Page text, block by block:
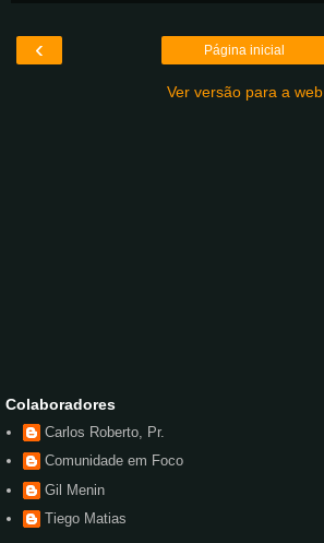
‹ Página inicial
Ver versão para a web
Colaboradores
Carlos Roberto, Pr.
Comunidade em Foco
Gil Menin
Tiego Matias